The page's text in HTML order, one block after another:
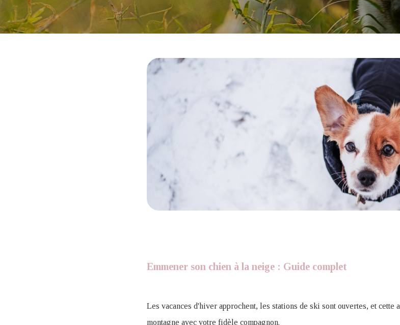
Emmener son chien à la neige​ : Guide complet
Les vacances d'hiver approchent, les stations de ski sont ouvertes, et cette
montagne avec votre fidèle compagnon.